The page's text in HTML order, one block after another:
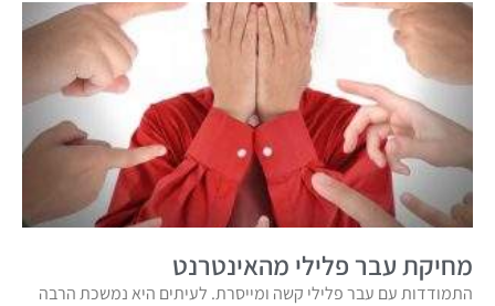
מחיקת עבר פלילי מהאינטרנט
התמודדות עם עבר פלילי קשה ומייסרת. לעיתים היא נמשכת הרבה